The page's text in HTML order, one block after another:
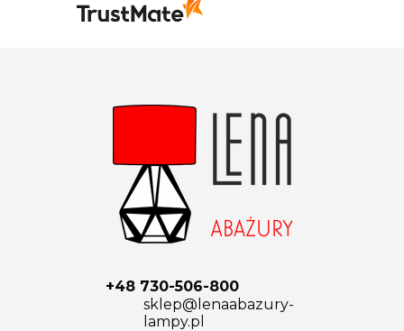
+48 730-506-800
sklep@lenaabazury-
lampy.pl